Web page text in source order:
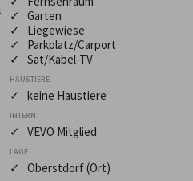
✓ Garten
✓ Liegewiese
✓ Parkplatz/Carport
✓ Sat/Kabel-TV
HAUSTIERE
✓ keine Haustiere
INTERN
✓ VEVO Mitglied
LAGE
✓ Oberstdorf (Ort)